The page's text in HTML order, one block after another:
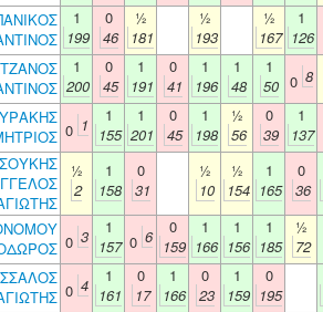
1
199
0
46
½
181
½
193
½
167
1
126
1
200
0
45
1
191
0
41
1
196
1
48
1
50 0 8
0 1
1
155
1
201
0
45
1
198
½
56
0
39
1
137
½
2
1
158
0
31
½
10
½
154
1
165
0
36
0 3
1
157 0 6
0
159
1
166
1
156
1
185
½
72
0 4
1
161
0
17
1
166
0
23
1
159
0
195